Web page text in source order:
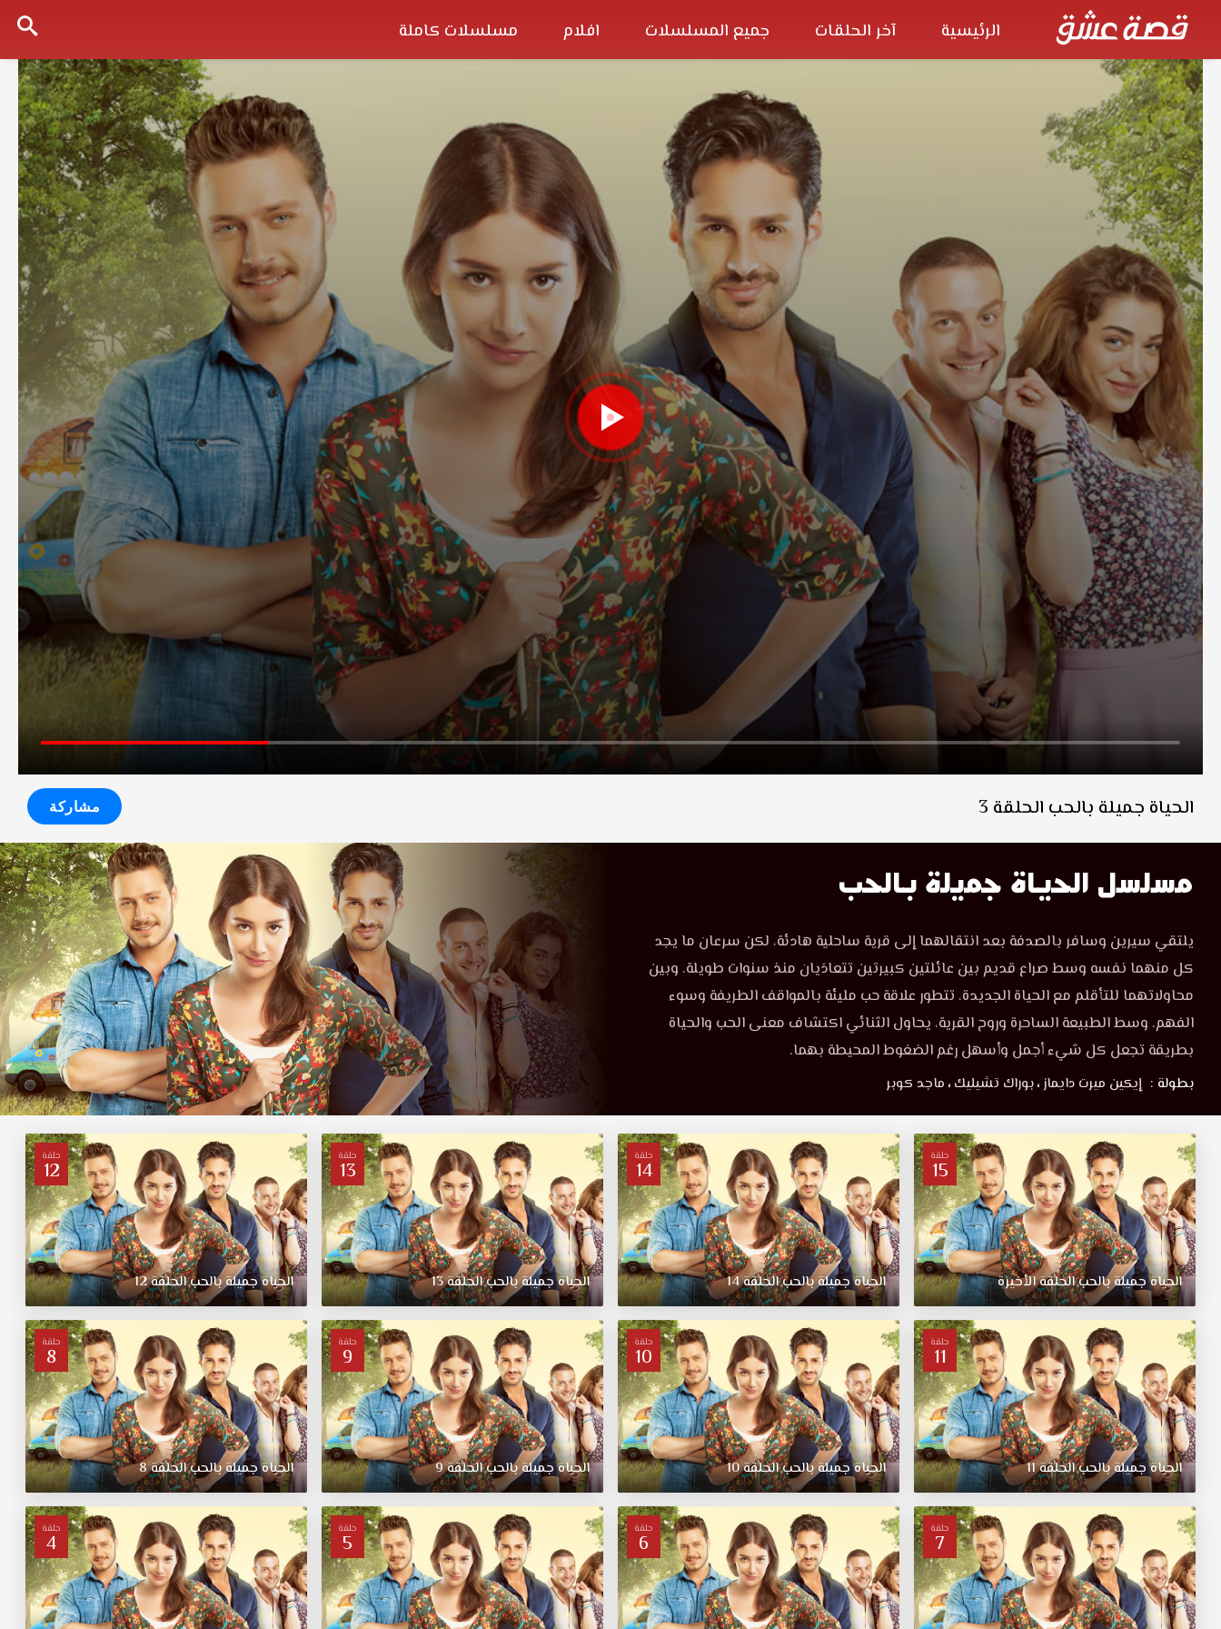
الرئيسية آخر الحلقات جميع المسلسلات افلام مسلسلات كاملة
الحياة جميلة بالحب الحلقة 3 مشاركة
مسلسل الحياة جميلة بالحب
يلتقي سيرين وسافر بالصدفة بعد انتقالهما إلى قرية ساحلية هادئة، لكن سرعان ما يجد
كل منهما نفسه وسط صراع قديم بين عائلتين كبيرتين تتعادَيان منذ سنوات طويلة. وبين
محاولاتهما للتأقلم مع الحياة الجديدة، تتطور علاقة حب مليئة بالمواقف الطريفة وسوء
الفهم. وسط الطبيعة الساحرة وروح القرية، يحاول الثنائي اكتشاف معنى الحب والحياة
بطريقة تجعل كل شيء أجمل وأسهل رغم الضغوط المحيطة بهما.
بطولة : إيكين ميرت دايماز ،بوراك تشيليك ، ماجد كوبر
حلقة
15
الحياة جميلة بالحب الحلقة الأخيرة
حلقة
14
الحياة جميلة بالحب الحلقة 14
حلقة
13
الحياة جميلة بالحب الحلقة 13
حلقة
12
الحياة جميلة بالحب الحلقة 12
حلقة
11
الحياة جميلة بالحب الحلقة 11
حلقة
10
الحياة جميلة بالحب الحلقة 10
حلقة
9
الحياة جميلة بالحب الحلقة 9
حلقة
8
الحياة جميلة بالحب الحلقة 8
حلقة
7
حلقة
6
حلقة
5
حلقة
4